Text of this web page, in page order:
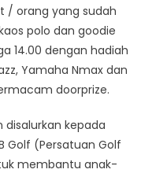
/ orang yang sudah
polo dan goodie
14.00 dengan hadiah
Yamaha Nmax dan
doorprize.
kepada
Golf (Persatuan Golf
membantu anak-